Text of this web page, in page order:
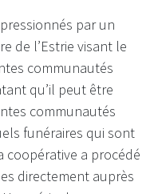
par un
de l’Estrie visant le
communautés
qu’il peut être
communautés
funéraires qui sont
coopérative a procédé
directement auprès